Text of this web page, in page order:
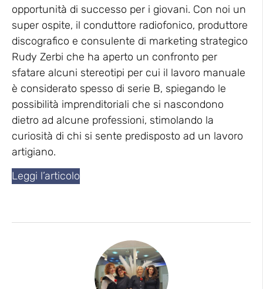
opportunità di successo per i giovani. Con noi un
super ospite, il conduttore radiofonico, produttore
discografico e consulente di marketing strategico
Rudy Zerbi che ha aperto un confronto per
sfatare alcuni stereotipi per cui il lavoro manuale
è considerato spesso di serie B, spiegando le
possibilità imprenditoriali che si nascondono
dietro ad alcune professioni, stimolando la
curiosità di chi si sente predisposto ad un lavoro
artigiano.
Leggi l’articolo